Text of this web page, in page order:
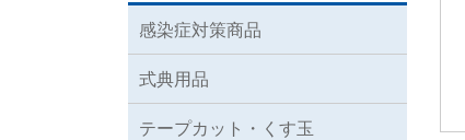
感染症対策商品
式典用品
テープカット・くす玉